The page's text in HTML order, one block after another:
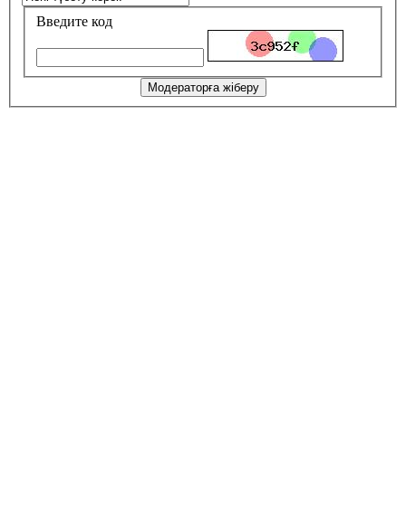
Введите код
Модераторға жіберу